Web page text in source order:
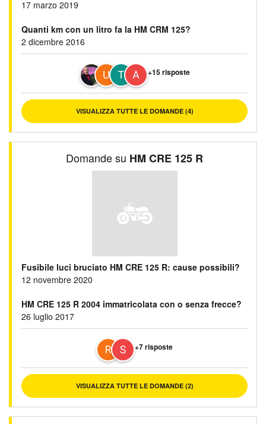
17 marzo 2019
Quanti km con un litro fa la HM CRM 125?
2 dicembre 2016
+15 risposte
VISUALIZZA TUTTE LE DOMANDE (4)
Domande su HM CRE 125 R
Fusibile luci bruciato HM CRE 125 R: cause possibili?
12 novembre 2020
HM CRE 125 R 2004 immatricolata con o senza frecce?
26 luglio 2017
+7 risposte
VISUALIZZA TUTTE LE DOMANDE (2)